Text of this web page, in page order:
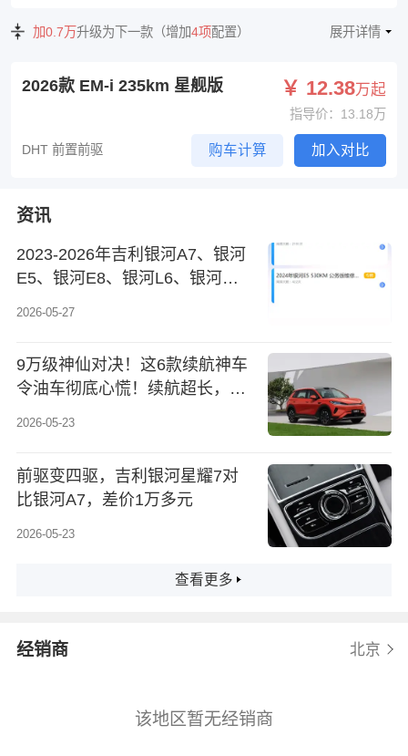
加0.7万升级为下一款（增加4项配置） 展开详情
2026款 EM-i 235km 星舰版 ￥ 12.38万起
指导价：13.18万
DHT 前置前驱 购车计算 加入对比
资讯
2023-2026年吉利银河A7、银河
E5、银河E8、银河L6、银河
正时资料
2026-05-27
9万级神仙对决！这6款续航神车
令油车彻底心慌！续航超长，价
2026-05-23
前驱变四驱，吉利银河星耀7对
比银河A7，差价1万多元
2026-05-23
查看更多
经销商 北京
该地区暂无经销商